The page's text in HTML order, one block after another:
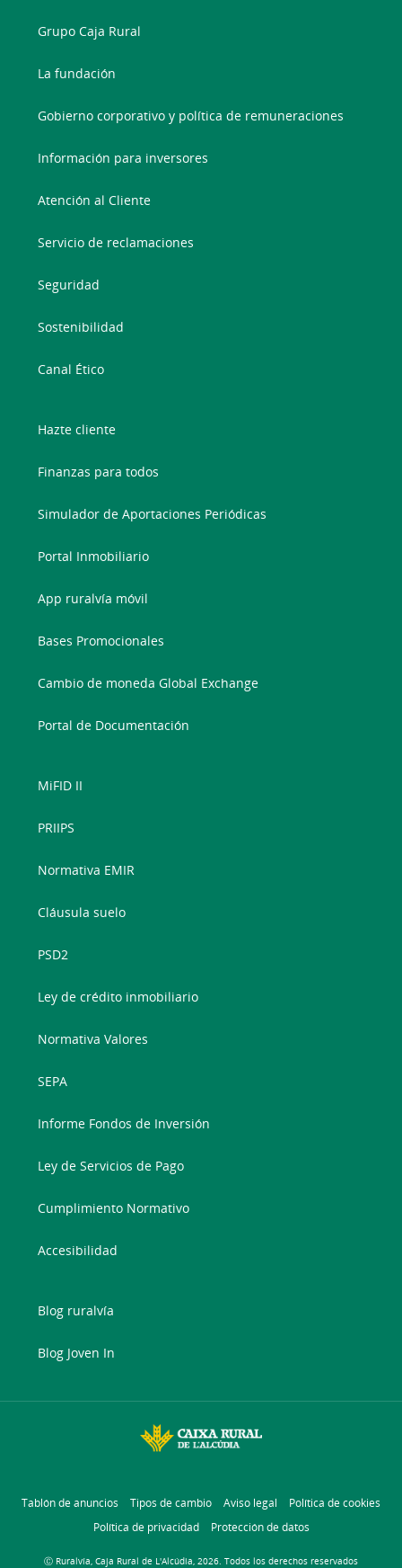
Grupo Caja Rural
La fundación
Gobierno corporativo y política de remuneraciones
Información para inversores
Atención al Cliente
Servicio de reclamaciones
Seguridad
Sostenibilidad
Canal Ético
Hazte cliente
Finanzas para todos
Simulador de Aportaciones Periódicas
Portal Inmobiliario
App ruralvía móvil
Bases Promocionales
Cambio de moneda Global Exchange
Portal de Documentación
MiFID II
PRIIPS
Normativa EMIR
Cláusula suelo
PSD2
Ley de crédito inmobiliario
Normativa Valores
SEPA
Informe Fondos de Inversión
Ley de Servicios de Pago
Cumplimiento Normativo
Accesibilidad
Blog ruralvía
Blog Joven In
Tablón de anuncios Tipos de cambio Aviso legal
Política de cookies
Política de privacidad
Protección de datos
Ⓒ Ruralvía, Caja Rural de L'Alcúdia, 2026. Todos los derechos reservados